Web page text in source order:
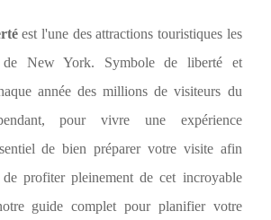
est l'une des attractions touristiques les
de New York. Symbole de liberté et
année des millions de visiteurs du
pour vivre une expérience
de bien préparer votre visite afin
profiter pleinement de cet incroyable
guide complet pour planifier votre